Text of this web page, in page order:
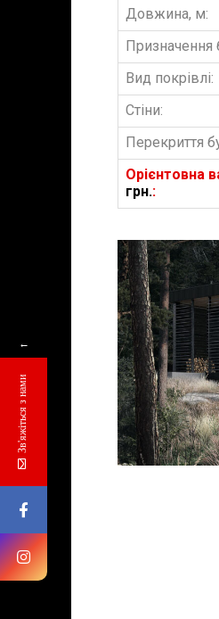
Довжина, м:
Призначення
Вид покрівлі:
Стіни:
Перекриття
Орієнтовна
грн.:
←
Зв'яжіться з нами